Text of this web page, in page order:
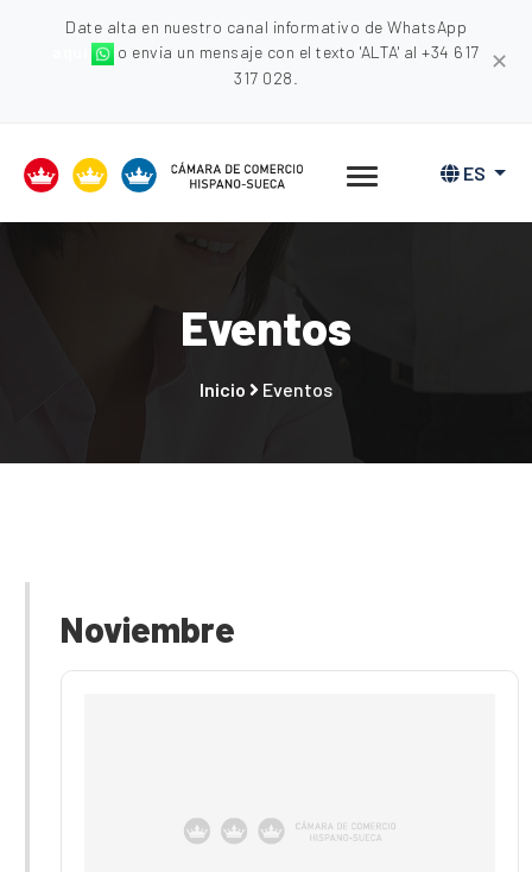
Date alta en nuestro canal informativo de WhatsApp
o envia un mensaje con el texto 'ALTA' al +34 617
317 028.
✕
ES
Eventos
Inicio Eventos
Noviembre